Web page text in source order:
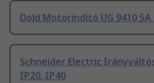
Dold Motorindító UG 9410 5A
Schneider Electric
IP20, IP40